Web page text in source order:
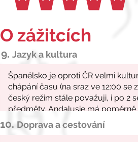
O zážitcích
9. Jazyk a kultura
10. Doprava a cestování